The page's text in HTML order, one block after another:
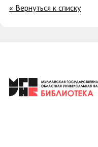
« Вернуться к списку